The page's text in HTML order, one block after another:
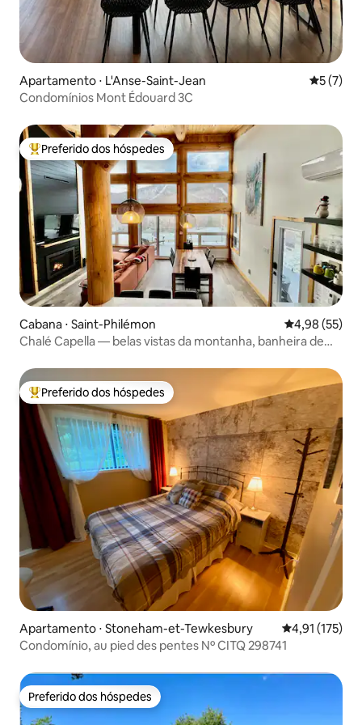
Apartamento ⋅ L'Anse-Saint-Jean 5 de
5 (7)
Condomínios Mont Édouard 3C
Entre os melhores preferidos dos hóspedes
Preferido dos hóspedes
Cabana ⋅ Saint-Philémon 4,98 de uma
4,98 (55)
Chalé Capella — belas vistas da montanha, banheira de
Entre os melhores preferidos dos hóspedes
Preferido dos hóspedes
Apartamento ⋅ Stoneham-et-Tewkesbury 4,91 de uma
4,91 (175)
Condomínio, au pied des pentes Nº CITQ 298741
Preferido dos hóspedes
Preferido dos hóspedes